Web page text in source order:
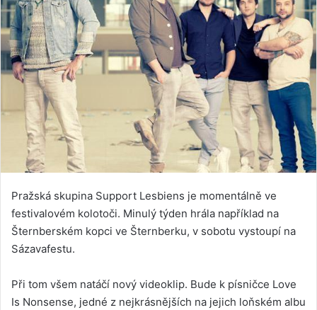
Pražská skupina Support Lesbiens je momentálně ve
festivalovém kolotoči. Minulý týden hrála například na
Šternberském kopci ve Šternberku, v sobotu vystoupí na
Sázavafestu.
Při tom všem natáčí nový videoklip. Bude k písničce Love
Is Nonsense, jedné z nejkrásnějších na jejich loňském albu